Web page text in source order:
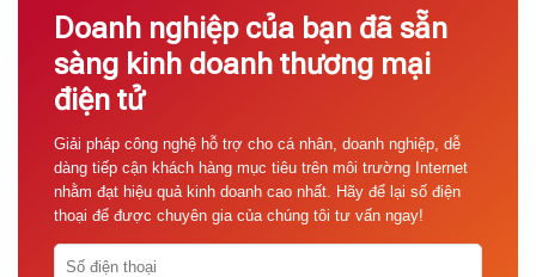
Doanh nghiệp của bạn đã sẵn
sàng kinh doanh thương mại
điện tử
Giải pháp công nghệ hỗ trợ cho cá nhân, doanh nghiệp, dễ
dàng tiếp cận khách hàng mục tiêu trên môi trường Internet
nhằm đạt hiệu quả kinh doanh cao nhất. Hãy để lại số điện
thoại để được chuyên gia của chúng tôi tư vấn ngay!